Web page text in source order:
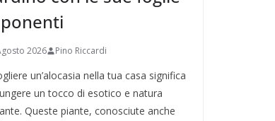
2026 Pino Riccardi
un’alocasia nella tua casa significa
un tocco di esotico e natura
Queste piante, conosciute anche